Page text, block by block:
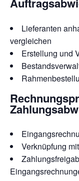
Lieferanten
vergleichen
Erstellung und
Verknüpfung